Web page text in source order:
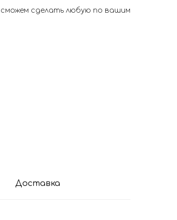
сделать любую по вашим
Доставка